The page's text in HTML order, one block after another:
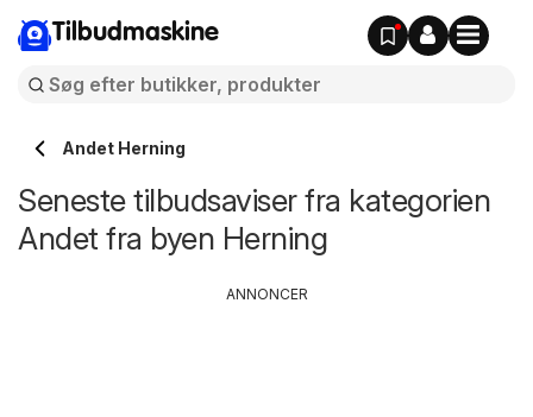
Tilbudmaskine
Andet Herning
Seneste tilbudsaviser fra kategorien
Andet fra byen Herning
ANNONCER